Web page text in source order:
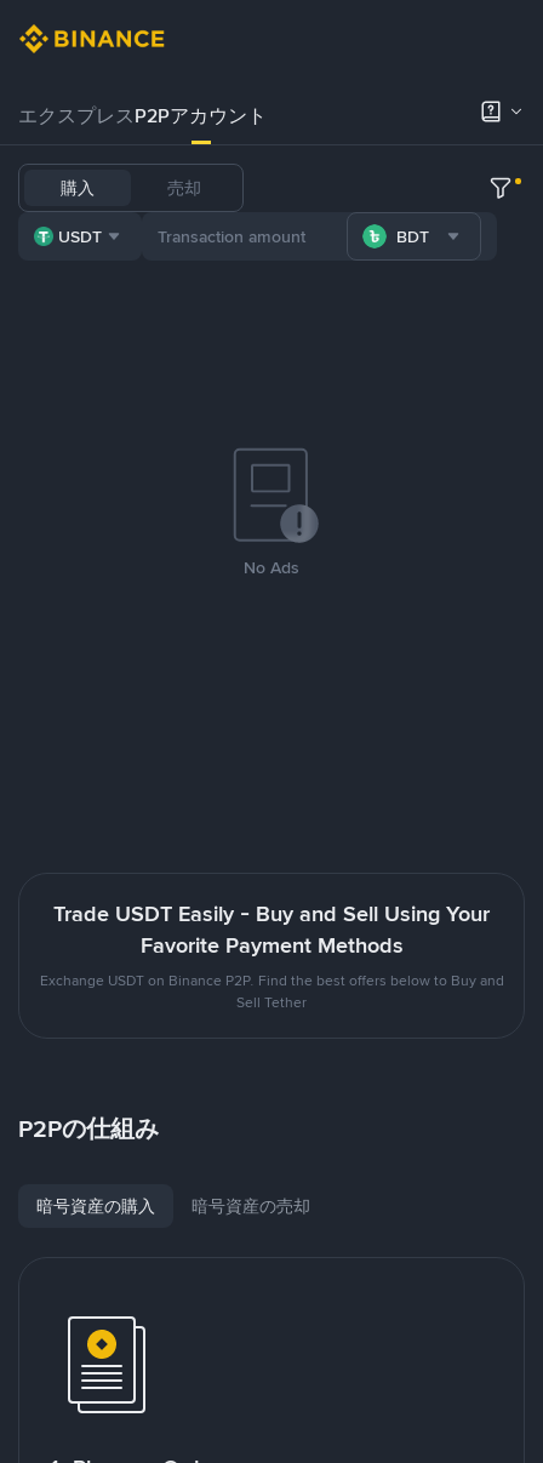
エクスプレスP2Pアカウント
購入 売却
USDT BDT
No Ads
Trade USDT Easily - Buy and Sell Using Your
Favorite Payment Methods
Exchange USDT on Binance P2P. Find the best offers below to Buy and
Sell Tether
P2Pの仕組み
暗号資産の購入 暗号資産の売却